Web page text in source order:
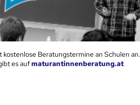
Beratungstermine an Schulen
es aufmaturantinnenberatung.at